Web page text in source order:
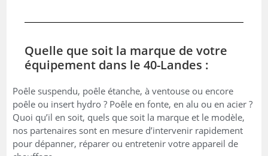
Quelle que soit la marque de votre
équipement dans le 40-Landes :
Poêle suspendu, poêle étanche, à ventouse ou encore
poêle ou insert hydro ? Poêle en fonte, en alu ou en acier ?
Quoi qu’il en soit, quels que soit la marque et le modèle,
nos partenaires sont en mesure d’intervenir rapidement
pour dépanner, réparer ou entretenir votre appareil de